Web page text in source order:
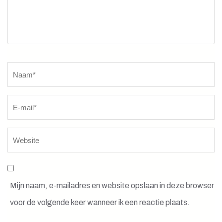
Mijn naam, e-mailadres en website opslaan in deze browser
voor de volgende keer wanneer ik een reactie plaats.